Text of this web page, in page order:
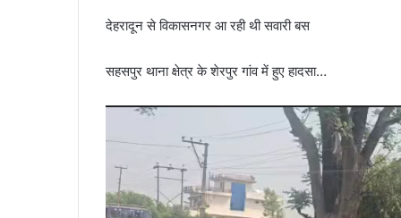
देहरादून से विकासनगर आ रही थी सवारी बस
सहसपुर थाना क्षेत्र के शेरपुर गांव में हुए हादसा…
Video
Player